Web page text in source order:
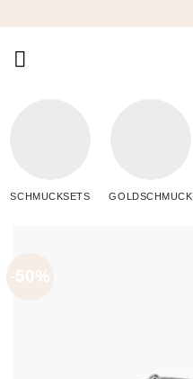
springen
SCHMUCKSETS GOLDSCHMUCK
-50%